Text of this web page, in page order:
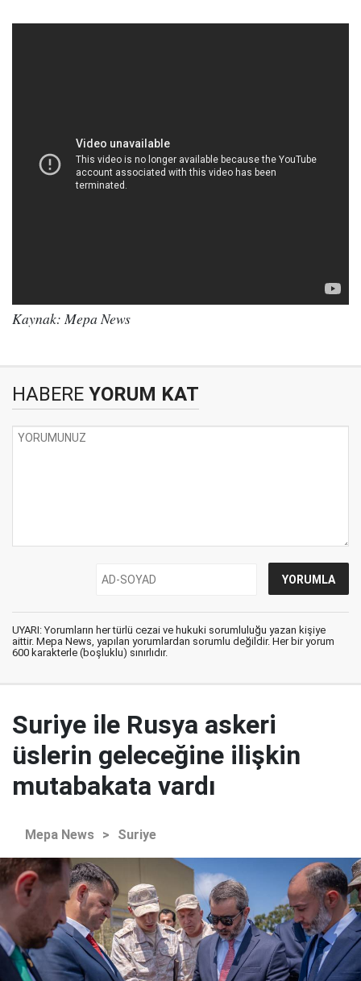
Kaynak: Mepa News
HABERE YORUM KAT
UYARI: Yorumların her türlü cezai ve hukuki sorumluluğu yazan kişiye
aittir. Mepa News, yapılan yorumlardan sorumlu değildir. Her bir yorum
600 karakterle (boşluklu) sınırlıdır.
Suriye ile Rusya askeri
üslerin geleceğine ilişkin
mutabakata vardı
Mepa News > Suriye